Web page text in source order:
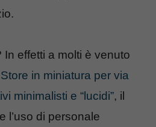
effetti a molti è venuto
in miniatura per via
minimalisti e “lucidi”, il
l’uso di personale